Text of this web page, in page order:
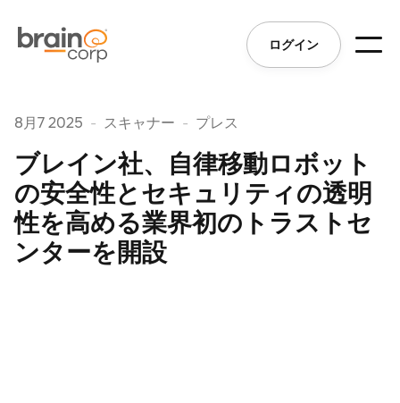
ログイン
8月7 2025 - スキャナー - プレス
ブレイン社、自律移動ロボット
の安全性とセキュリティの透明
性を高める業界初のトラストセ
ンターを開設